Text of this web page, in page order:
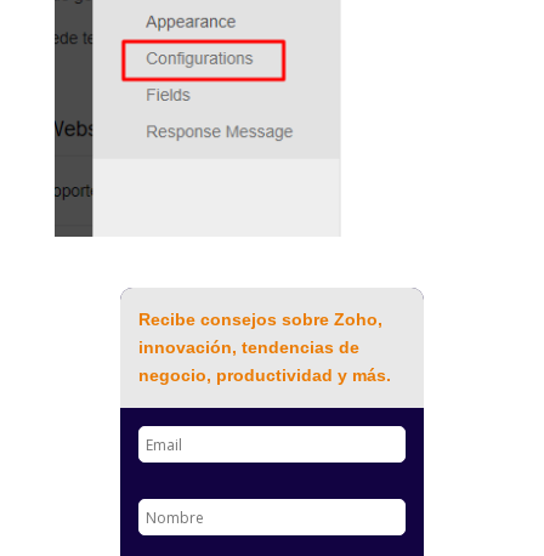
Recibe consejos sobre Zoho,
innovación, tendencias de
negocio, productividad y más.